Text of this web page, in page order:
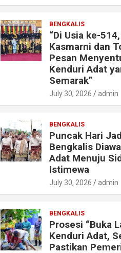
BENGKALIS
“Di Usia ke-
Kasmarni dan
Pesan
Kenduri Adat
Semarak”
July 30, 2026 admin
BENGKALIS
Puncak Hari
Bengkalis
Adat Menuju
Istimewa
July 30, 2026 admin
BENGKALIS
Prosesi “Buka
Kenduri Adat,
Pastikan